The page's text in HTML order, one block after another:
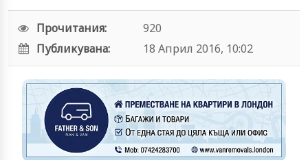
Прочитания:
920
Публикувана:
18 Април 2016, 10:02